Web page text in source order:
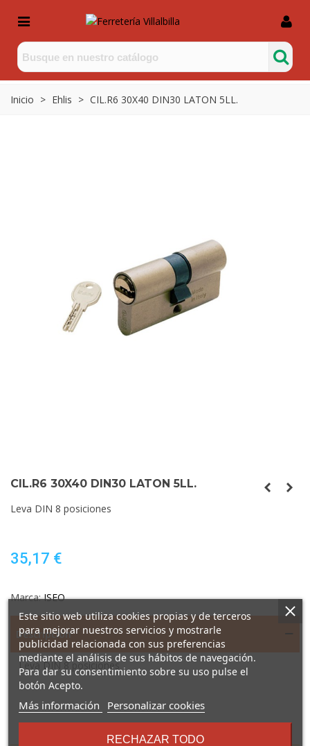
Inicio > Ehlis > CIL.R6 30X40 DIN30 LATON 5LL.
CIL.R6 30X40 DIN30 LATON 5LL.
Leva DIN 8 posiciones
35,17 €
Marca: ISEO
Descripción
Leva DIN 8 posiciones
16 Otros Productos En La
Este sitio web utiliza cookies propias y de terceros
para mejorar nuestros servicios y mostrarle
publicidad relacionada con sus preferencias
mediante el análisis de sus hábitos de navegación.
Para dar su consentimiento sobre su uso pulse el
botón Acepto.
Más información
sobre
términos
Personalizar cookies
RECHAZAR TODO